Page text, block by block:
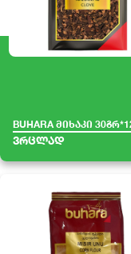
BUHARA მიხაკი
ვრცლად